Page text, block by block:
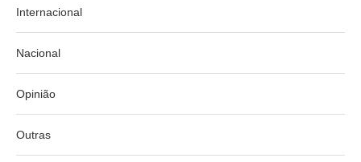
Internacional
Nacional
Opinião
Outras